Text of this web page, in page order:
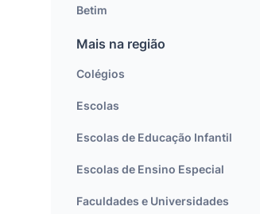
Betim
Mais na região
Colégios
Escolas
Escolas de Educação Infantil
Escolas de Ensino Especial
Faculdades e Universidades